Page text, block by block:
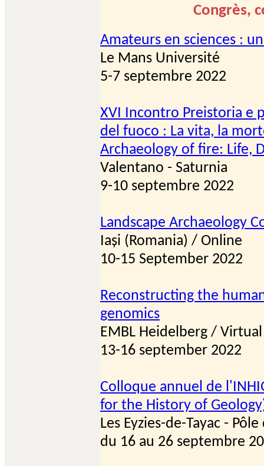
Congrès,
Amateurs en sciences :
Le Mans Université
5-7 septembre 2022
XVI Incontro Preistoria e
del fuoco : La vita, la
Archaeology of fire: Life,
Valentano - Saturnia
9-10 septembre 2022
Landscape Archaeology
Iași (Romania) / Online
10-15 September 2022
Reconstructing the
genomics
EMBL Heidelberg / Virtual
13-16 september 2022
Colloque annuel de
for the History of
Les Eyzies-de-Tayac -
du 16 au 26 septembre